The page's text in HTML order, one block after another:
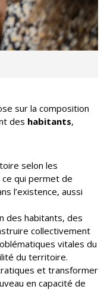
sur la composition
des habitants,
selon les
qui permet de
l’existence, aussi
des habitants, des
collectivement
vitales du
du territoire.
et transformer
en capacité de